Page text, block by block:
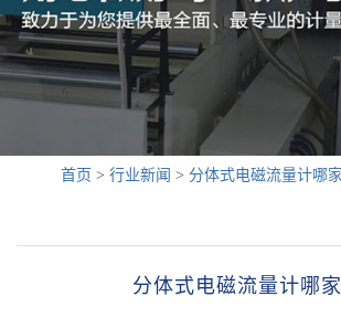
行业新闻
客户服务
联系我们
首页 > 行业新闻 > 分体式电磁流量计哪
分体式电磁流量计哪